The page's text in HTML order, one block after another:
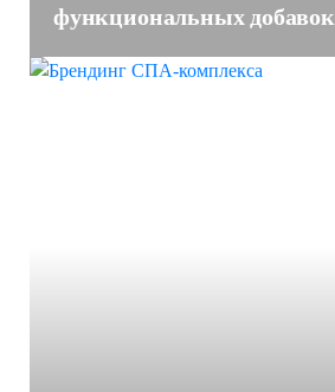
функциональных добавок